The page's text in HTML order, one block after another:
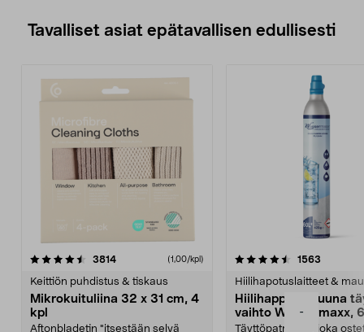
-
Tavalliset asiat epätavallisen edullisesti
3814arvostelut (1,00/kpl)
Keittiön puhdistus & tiskaus
Mikrokuituliina 32 x 31 cm, 4
kpl
Aftonbladetin "itsestään selvä
4.5viidestä
1563
Hiilihapotuslaitteet &
Hiilihappopatruuna
vaihto Wassermaxx,
Täyttöpatruuna, joka
4.5viidestä